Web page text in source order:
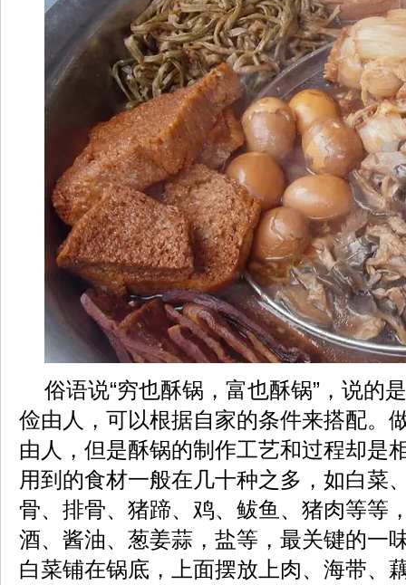
俗语说“穷也酥锅，富也酥锅”，说的
俭由人，可以根据自家的条件来搭配。
由人，但是酥锅的制作工艺和过程却是
用到的食材一般在几十种之多，如白菜
骨、排骨、猪蹄、鸡、鲅鱼、猪肉等等
酒、酱油、葱姜蒜，盐等，最关键的一
白菜铺在锅底，上面摆放上肉、海带、